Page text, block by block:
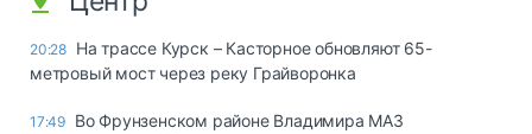
20:28 На трассе Курск – Касторное обновляют 65-
метровый мост через реку Грайворонка
17:49 Во Фрунзенском районе Владимира МАЗ